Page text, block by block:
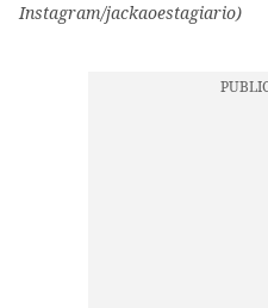
Instagram/jackaoestagiario)